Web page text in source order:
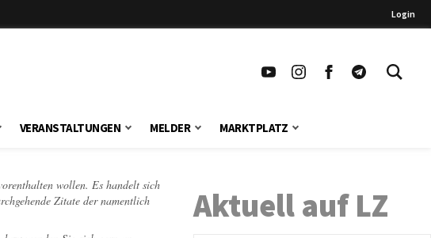
Login
VERANSTALTUNGEN MELDER MARKTPLATZ
wollen. Es handelt sich
Zitate der namentlich
Aktuell auf LZ